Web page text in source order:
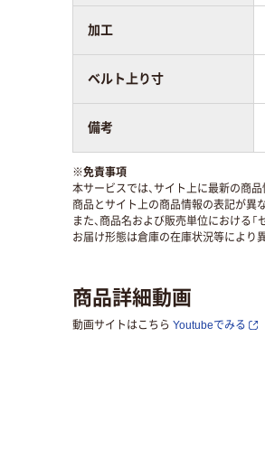
加工
ベルト上り寸
備考
※免責事項
本サービスでは、サイト上に最新の商品
商品とサイト上の商品情報の表記が異
また、商品名および販売単位における「
お届け形態は倉庫の在庫状況等により
商品詳細動画
動画サイトはこちら Youtubeでみる